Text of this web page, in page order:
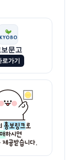
보문고
로가기